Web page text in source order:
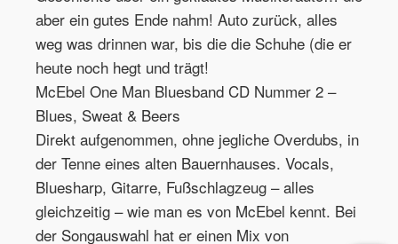
aber ein gutes Ende nahm! Auto zurück, alles
weg was drinnen war, bis die die Schuhe (die er
heute noch hegt und trägt!
McEbel One Man Bluesband CD Nummer 2 –
Blues, Sweat & Beers
Direkt aufgenommen, ohne jegliche Overdubs, in
der Tenne eines alten Bauernhauses. Vocals,
Bluesharp, Gitarre, Fußschlagzeug – alles
gleichzeitig – wie man es von McEbel kennt. Bei
der Songauswahl hat er einen Mix von